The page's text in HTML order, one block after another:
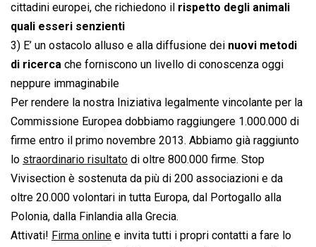
cittadini europei, che richiedono il rispetto degli animali
quali esseri senzienti
3) E’ un ostacolo alluso e alla diffusione dei nuovi metodi
di ricerca che forniscono un livello di conoscenza oggi
neppure immaginabile
Per rendere la nostra Iniziativa legalmente vincolante per la
Commissione Europea dobbiamo raggiungere 1.000.000 di
firme entro il primo novembre 2013. Abbiamo già raggiunto
lo straordinario risultato di oltre 800.000 firme. Stop
Vivisection è sostenuta da più di 200 associazioni e da
oltre 20.000 volontari in tutta Europa, dal Portogallo alla
Polonia, dalla Finlandia alla Grecia.
Attivati! Firma online e invita tutti i propri contatti a fare lo